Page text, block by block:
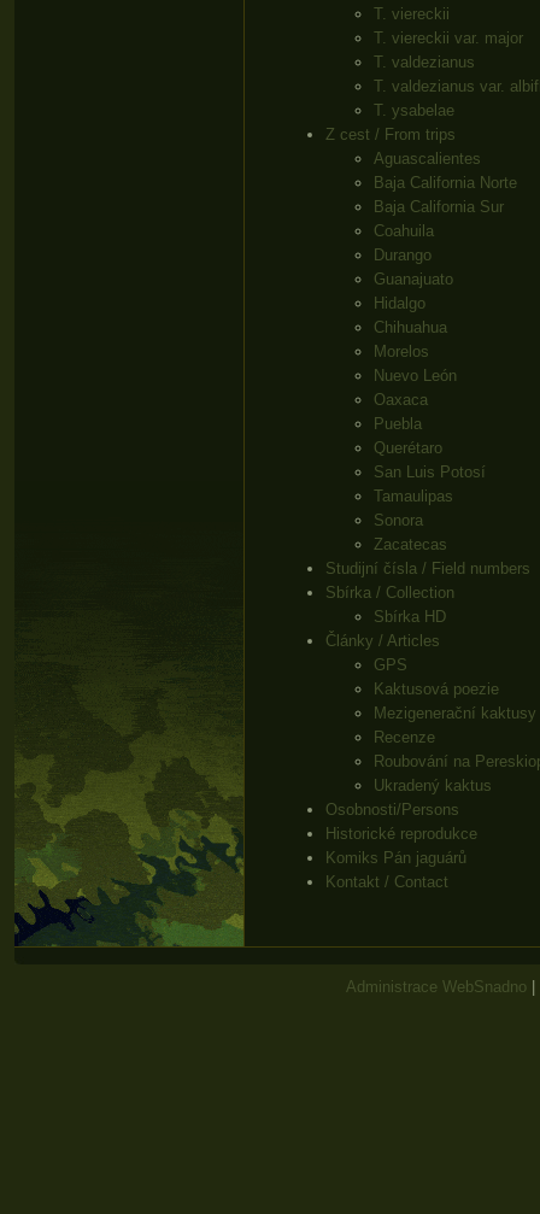
T. viereckii
T. viereckii var. major
T. valdezianus
T. valdezianus var.
T. ysabelae
Z cest / From trips
Aguascalientes
Baja California Norte
Baja California Sur
Coahuila
Durango
Guanajuato
Hidalgo
Chihuahua
Morelos
Nuevo León
Oaxaca
Puebla
Querétaro
San Luis Potosí
Tamaulipas
Sonora
Zacatecas
Studijní čísla / Field numbers
Sbírka / Collection
Sbírka HD
Články / Articles
GPS
Kaktusová poezie
Mezigenerační kaktusy
Recenze
Roubování na
Ukradený kaktus
Osobnosti/Persons
Historické reprodukce
Komiks Pán jaguárů
Kontakt / Contact
Administrace WebSnadno|